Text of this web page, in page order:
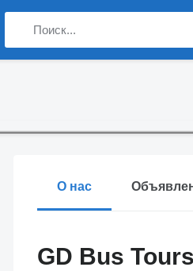
О нас
GD Bus